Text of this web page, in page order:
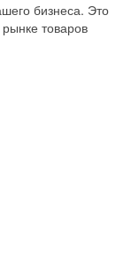
бизнеса. Это
товаров